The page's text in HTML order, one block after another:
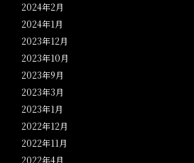
2024年2月
2024年1月
2023年12月
2023年10月
2023年9月
2023年3月
2023年1月
2022年12月
2022年11月
2022年4月